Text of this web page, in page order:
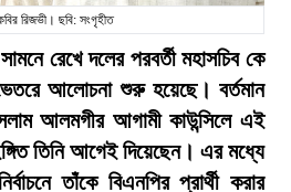
রিজভী। ছবি: সংগৃহীত
রেখে দলের পরবর্তী মহাসচিব কে
আলোচনা শুরু হয়েছে। বর্তমান
আলমগীর আগামী কাউন্সিলে এই
তিনি আগেই দিয়েছেন। এর মধ্যে
তাঁকে বিএনপির প্রার্থী করার